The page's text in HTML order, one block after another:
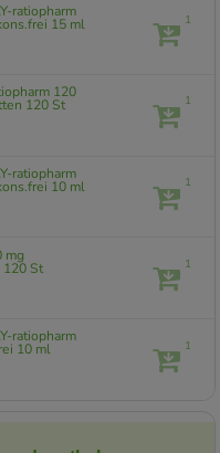
ratiopharm
15 ml 1
120
120 St 1
ratiopharm
10 ml 1
mg
120 St 1
ratiopharm
10 ml 1